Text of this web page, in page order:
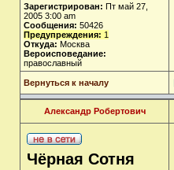
Зарегистрирован: Пт май 27,
2005 3:00 am
Сообщения: 50426
Предупреждения: 1
Откуда: Москва
Вероисповедание:
православный
Вернуться к началу
Александр Робертович
Чёрная Сотня